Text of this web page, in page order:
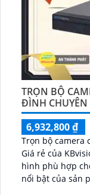
TRỌN BỘ
ĐÌNH
6,932,800 ₫
Trọn bộ camera
Giá rẻ của
hình phù hợp cho
nổi bật của sản